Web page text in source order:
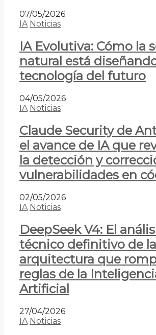
07/05/2026
IA Noticias
IA Evolutiva: Cómo la
natural está
tecnología del futuro
04/05/2026
IA Noticias
Claude Security de
el avance de IA que
la detección y
vulnerabilidades en
02/05/2026
IA Noticias
DeepSeek V4: El
técnico definitivo de la
arquitectura que
reglas de la
Artificial
27/04/2026
IA Noticias